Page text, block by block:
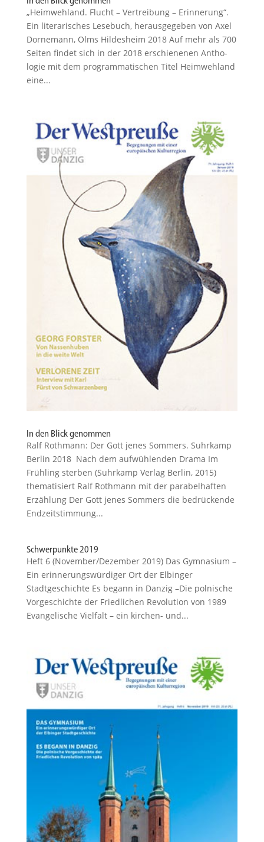
„Heimwehland. Flucht – Vertreibung – Erinnerung“.
Ein litera­ri­sches Lesebuch, heraus­ge­geben von Axel
Dornemann, Olms Hildesheim 2018 Auf mehr als 700
Seiten findet sich in der 2018 erschie­nenen Antho­
logie mit dem program­ma­ti­schen Titel Heimwehland
eine...
In den Blick genommen
Ralf Rothmann: Der Gott jenes Sommers. Suhrkamp
Berlin 2018 Nach dem aufwüh­lenden Drama Im
Frühling sterben ­(Suhrkamp Verlag Berlin, 2015)
thema­ti­siert Ralf Rothmann mit der parabel­haften
Erzählung Der Gott jenes Sommers die bedrü­ckende
Endzeit­stimmung...
Schwerpunkte 2019
Heft 6 (November/Dezember 2019) Das Gymnasium –
Ein erinne­rungs­wür­diger Ort der Elbinger
Stadtgeschichte Es begann in Danzig –Die polnische
Vorge­schichte der Fried­lichen Revolution von 1989
Evange­lische Vielfalt – ein kirchen- und...